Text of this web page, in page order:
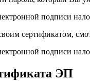
сертификатом,
ЭП